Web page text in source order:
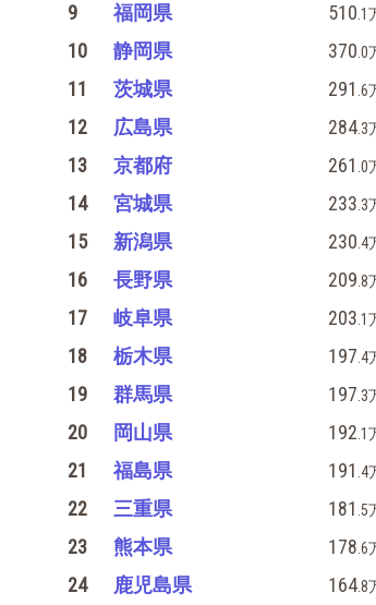
9 福岡県 510 .1
10 静岡県 370 .0
11 茨城県 291 .6
12 広島県 284.3
13 京都府 261 .0
14 宮城県 233 .3
15 新潟県 230 .4
16 長野県 209 .8
17 岐阜県 203 .1
18 栃木県 197 .4
19 群馬県 197 .3
20 岡山県 192 .1
21 福島県 191 .4
22 三重県 181 .5
23 熊本県 178 .6
24 鹿児島県 164.8